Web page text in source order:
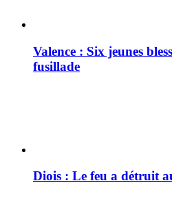
Valence : Six jeunes
fusillade
Diois : Le feu a détruit